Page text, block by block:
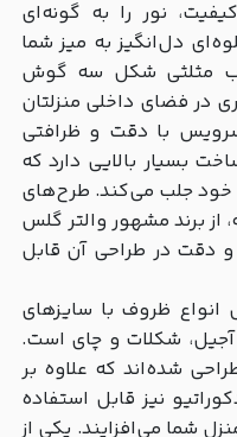
نور را به گونه‌ای
دل‌انگیز به میز شما
مثلثی شکل سه گوش
در فضای داخلی منزلتان
با دقت و ظرافتی
بسیار بالایی دارد که
خود جلب می‌کند. طرح‌های
از برند مشهور والتر گلس
و دقت در طراحی آن قابل
ظروف با سایزهای
شکلات و چای است.
شده‌اند که علاوه بر
نیز قابل استفاده
شما می‌افزایند. یکی از